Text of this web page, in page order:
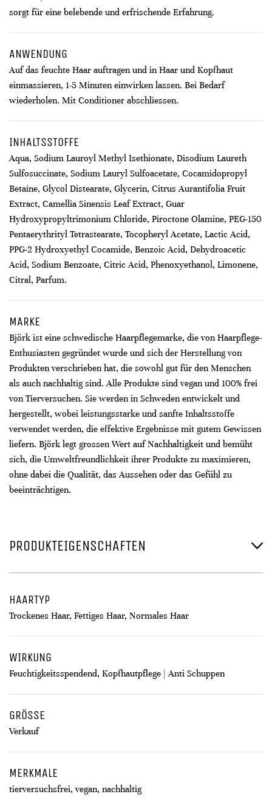
sorgt für eine belebende und erfrischende Erfahrung.
ANWENDUNG
Auf das feuchte Haar auftragen und in Haar und Kopfhaut
einmassieren, 1-5 Minuten einwirken lassen. Bei Bedarf
wiederholen. Mit Conditioner abschliessen.
INHALTSSTOFFE
Aqua, Sodium Lauroyl Methyl Isethionate, Disodium Laureth
Sulfosuccinate, Sodium Lauryl Sulfoacetate, Cocamidopropyl
Betaine, Glycol Distearate, Glycerin, Citrus Aurantifolia Fruit
Extract, Camellia Sinensis Leaf Extract, Guar
Hydroxypropyltrimonium Chloride, Piroctone Olamine, PEG-150
Pentaerythrityl Tetrastearate, Tocopheryl Acetate, Lactic Acid,
PPG-2 Hydroxyethyl Cocamide, Benzoic Acid, Dehydroacetic
Acid, Sodium Benzoate, Citric Acid, Phenoxyethanol, Limonene,
Citral, Parfum.
MARKE
Björk ist eine schwedische Haarpflegemarke, die von Haarpflege-
Enthusiasten gegründet wurde und sich der Herstellung von
Produkten verschrieben hat, die sowohl gut für den Menschen
als auch nachhaltig sind. Alle Produkte sind vegan und 100% frei
von Tierversuchen. Sie werden in Schweden entwickelt und
hergestellt, wobei leistungsstarke und sanfte Inhaltsstoffe
verwendet werden, die effektive Ergebnisse mit gutem Gewissen
liefern. Björk legt grossen Wert auf Nachhaltigkeit und bemüht
sich, die Umweltfreundlichkeit ihrer Produkte zu maximieren,
ohne dabei die Qualität, das Aussehen oder das Gefühl zu
beeinträchtigen.
PRODUKTEIGENSCHAFTEN
HAARTYP
Trockenes Haar, Fettiges Haar, Normales Haar
WIRKUNG
Feuchtigkeitsspendend, Kopfhautpflege | Anti Schuppen
GRÖSSE
Verkauf
MERKMALE
tierversuchsfrei, vegan, nachhaltig